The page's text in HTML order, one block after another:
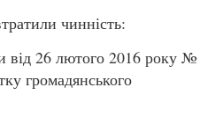
чинність:
від 26 лютого 2016 року №
громадянського